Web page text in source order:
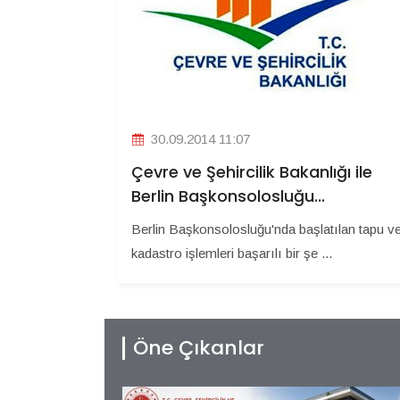
30.09.2014 11:07
Çevre ve Şehircilik Bakanlığı ile
Berlin Başkonsolosluğu...
Berlin Başkonsolosluğu'nda başlatılan tapu
kadastro işlemleri başarılı bir şe ...
Öne Çıkanlar